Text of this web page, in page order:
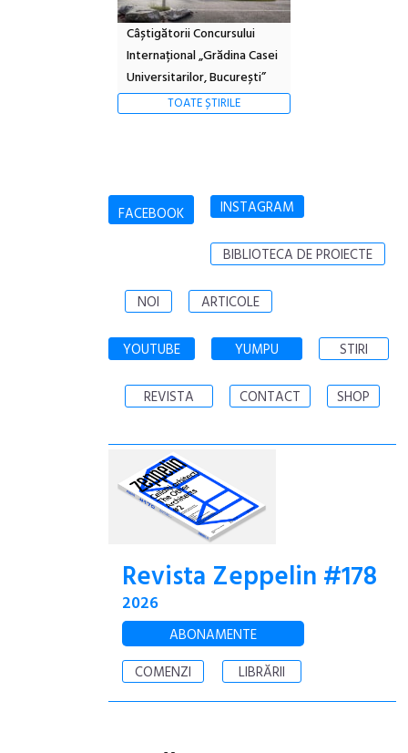
Câștigătorii Concursului
Internațional „Grădina Casei
Universitarilor, București”
TOATE ȘTIRILE
FACEBOOK INSTAGRAM
BIBLIOTECA DE PROIECTE
NOI ARTICOLE
YOUTUBE YUMPU STIRI
REVISTA CONTACT SHOP
Revista Zeppelin #178
2026
ABONAMENTE
COMENZI
LIBRĂRII